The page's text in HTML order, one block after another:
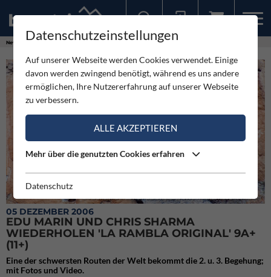
News Edu Marin und Chris Sharma wiederholen 'La Rambla Original' 9a+ (11+)
Chris Sharma in La Rambla Original, Fotos: Hannes Raudner-Hiebler
05 DEZEMBER 2006
EDU MARIN UND CHRIS SHARMA
WIEDERHOLEN 'LA RAMBLA ORIGINAL' 9A+
(11+)
Eine der schwersten Routen der Welt bekommt die 2. u. 3. Begehung;
mit Fotos und Video.
Datenschutzeinstellungen
Auf unserer Webseite werden Cookies verwendet. Einige
davon werden zwingend benötigt, während es uns andere
ermöglichen, Ihre Nutzererfahrung auf unserer Webseite
zu verbessern.
ALLE AKZEPTIEREN
Mehr über die genutzten Cookies erfahren
Datenschutz